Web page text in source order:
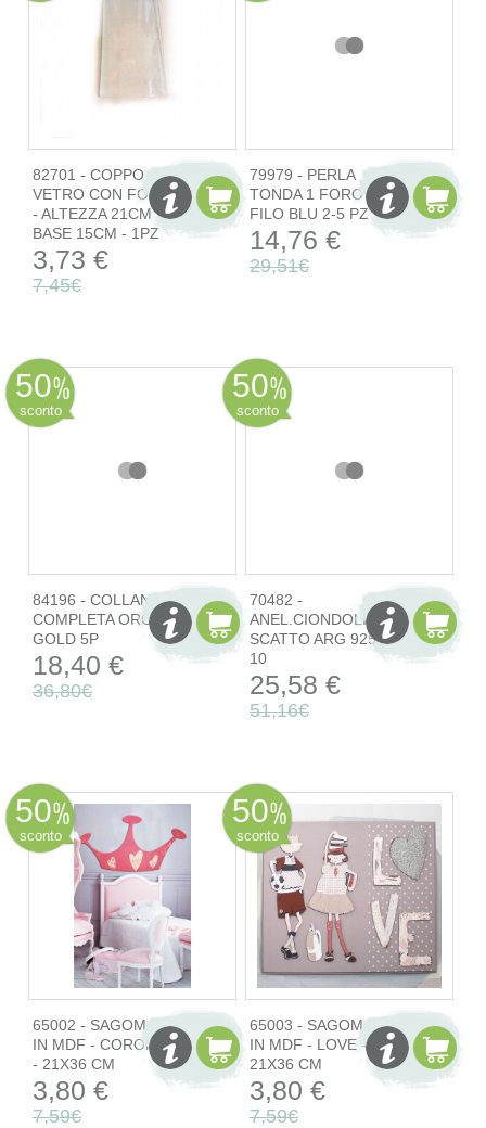
82701 - COPPO
VETRO CON FORO
- ALTEZZA 21CM
BASE 15CM - 1PZ
3,73 €
7,45€
79979 - PERLA
TONDA 1 FORO
FILO BLU 2-5 PZ
14,76 €
29,51€
50
sconto
84196 - COLLANA
COMPLETA ORO
GOLD 5P
18,40 €
36,80€
50
sconto
70482 -
ANEL.CIONDOLI A
SCATTO ARG 925%
10
25,58 €
51,16€
50
sconto
65002 - SAGOMA
IN MDF - CORONA
- 21X36 CM
3,80 €
7,59€
50
sconto
65003 - SAGOMA
IN MDF - LOVE -
21X36 CM
3,80 €
7,59€